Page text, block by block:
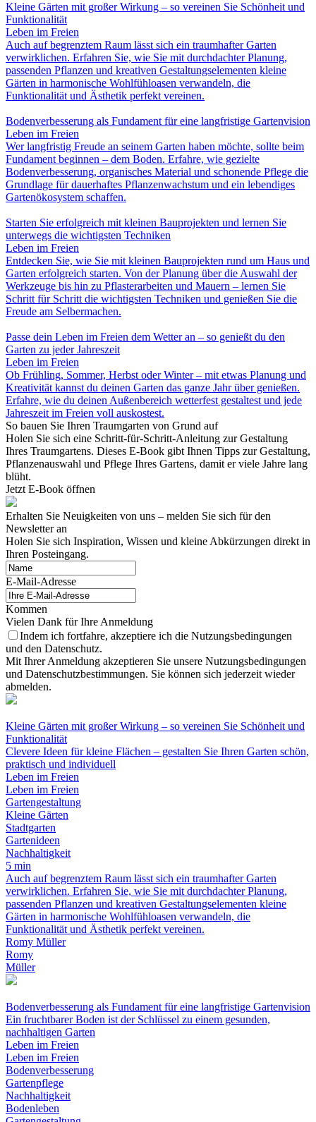
Kleine Gärten mit großer Wirkung – so vereinen Sie Schönheit und
Funktionalität
Leben im Freien
Auch auf begrenztem Raum lässt sich ein traumhafter Garten
verwirklichen. Erfahren Sie, wie Sie mit durchdachter Planung,
passenden Pflanzen und kreativen Gestaltungselementen kleine
Gärten in harmonische Wohlfühloasen verwandeln, die
Funktionalität und Ästhetik perfekt vereinen.
Bodenverbesserung als Fundament für eine langfristige Gartenvision
Leben im Freien
Wer langfristig Freude an seinem Garten haben möchte, sollte beim
Fundament beginnen – dem Boden. Erfahre, wie gezielte
Bodenverbesserung, organisches Material und schonende Pflege die
Grundlage für dauerhaftes Pflanzenwachstum und ein lebendiges
Gartenökosystem schaffen.
Starten Sie erfolgreich mit kleinen Bauprojekten und lernen Sie
unterwegs die wichtigsten Techniken
Leben im Freien
Entdecken Sie, wie Sie mit kleinen Bauprojekten rund um Haus und
Garten erfolgreich starten. Von der Planung über die Auswahl der
Werkzeuge bis hin zu Pflasterarbeiten und Mauern – lernen Sie
Schritt für Schritt die wichtigsten Techniken und genießen Sie die
Freude am Selbermachen.
Passe dein Leben im Freien dem Wetter an – so genießt du den
Garten zu jeder Jahreszeit
Leben im Freien
Ob Frühling, Sommer, Herbst oder Winter – mit etwas Planung und
Kreativität kannst du deinen Garten das ganze Jahr über genießen.
Erfahre, wie du deinen Außenbereich wetterfest gestaltest und jede
Jahreszeit im Freien voll auskostest.
So bauen Sie Ihren Traumgarten von Grund auf
Holen Sie sich eine Schritt-für-Schritt-Anleitung zur Gestaltung
Ihres Traumgartens. Dieses E-Book gibt Ihnen Tipps zur Gestaltung,
Pflanzenauswahl und Pflege Ihres Gartens, damit er viele Jahre lang
blüht.
Jetzt E-Book öffnen
Erhalten Sie Neuigkeiten von uns – melden Sie sich für den
Newsletter an
Holen Sie sich Inspiration, Wissen und kleine Abkürzungen direkt in
Ihren Posteingang.
E-Mail-Adresse
Kommen
Vielen Dank für Ihre Anmeldung
Indem ich fortfahre, akzeptiere ich die Nutzungsbedingungen
und den Datenschutz.
Mit Ihrer Anmeldung akzeptieren Sie unsere Nutzungsbedingungen
und Datenschutzbestimmungen. Sie können sich jederzeit wieder
abmelden.
Kleine Gärten mit großer Wirkung – so vereinen Sie Schönheit und
Funktionalität
Clevere Ideen für kleine Flächen – gestalten Sie Ihren Garten schön,
praktisch und individuell
Leben im Freien
Leben im Freien
Gartengestaltung
Kleine Gärten
Stadtgarten
Gartenideen
Nachhaltigkeit
5 min
Auch auf begrenztem Raum lässt sich ein traumhafter Garten
verwirklichen. Erfahren Sie, wie Sie mit durchdachter Planung,
passenden Pflanzen und kreativen Gestaltungselementen kleine
Gärten in harmonische Wohlfühloasen verwandeln, die
Funktionalität und Ästhetik perfekt vereinen.
Romy Müller
Romy
Müller
Bodenverbesserung als Fundament für eine langfristige Gartenvision
Ein fruchtbarer Boden ist der Schlüssel zu einem gesunden,
nachhaltigen Garten
Leben im Freien
Leben im Freien
Bodenverbesserung
Gartenpflege
Nachhaltigkeit
Bodenleben